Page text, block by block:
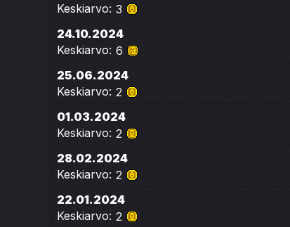
Keskiarvo: 3
24.10.2024
Keskiarvo: 6
25.06.2024
Keskiarvo: 2
01.03.2024
Keskiarvo: 2
28.02.2024
Keskiarvo: 2
22.01.2024
Keskiarvo: 2